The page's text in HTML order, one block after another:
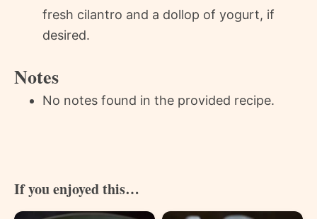
fresh cilantro and a dollop of yogurt, if
desired.
Notes
No notes found in the provided recipe.
If you enjoyed this…